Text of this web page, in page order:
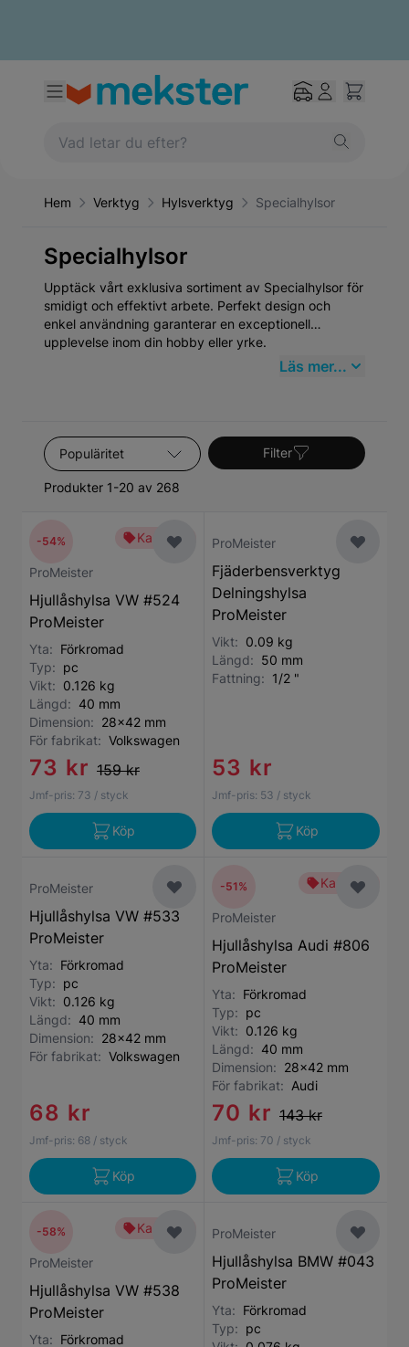
Hem Verktyg Hylsverktyg Specialhylsor
Specialhylsor
Upptäck vårt exklusiva sortiment av Specialhylsor för
smidigt och effektivt arbete. Perfekt design och
enkel användning garanterar en exceptionell
upplevelse inom din hobby eller yrke.
Läs mer...
Sortera efter
Produkter 1-20 av 268
Filter
Kampanj
ProMeister
Hjullåshylsa VW #524
ProMeister
Yta: Förkromad
Typ: pc
Vikt: 0.126 kg
Längd: 40 mm
Dimension: 28x42 mm
För fabrikat: Volkswagen
73 kr 159 kr
Jmf-pris: 73 / styck
-54%
Köp
ProMeister
Fjäderbensverktyg
Delningshylsa
ProMeister
Vikt: 0.09 kg
Längd: 50 mm
Fattning: 1/2 "
53 kr
Jmf-pris: 53 / styck
Köp
ProMeister
Hjullåshylsa VW #533
ProMeister
Yta: Förkromad
Typ: pc
Vikt: 0.126 kg
Längd: 40 mm
Dimension: 28x42 mm
För fabrikat: Volkswagen
68 kr
Jmf-pris: 68 / styck
Köp
Kampanj
ProMeister
Hjullåshylsa Audi #806
ProMeister
Yta: Förkromad
Typ: pc
Vikt: 0.126 kg
Längd: 40 mm
Dimension: 28x42 mm
För fabrikat: Audi
70 kr 143 kr
Jmf-pris: 70 / styck
-51%
Köp
Kampanj
ProMeister
Hjullåshylsa VW #538
ProMeister
Yta: Förkromad
-58% ProMeister
Hjullåshylsa BMW #043
ProMeister
Yta: Förkromad
Typ: pc